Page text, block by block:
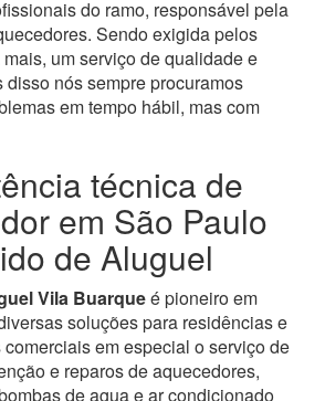
do ramo, responsável pela
Sendo exigida pelos
um serviço de qualidade e
nós sempre procuramos
em tempo hábil, mas com
técnica de
em São Paulo
de Aluguel
Vila Buarqueé pioneiro em
soluções para residências e
em especial o serviço de
e reparos de aquecedores,
de agua e ar condicionado